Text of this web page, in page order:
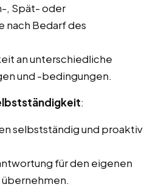
, Spät- oder
nach Bedarf des
an unterschiedliche
und -bedingungen.
:
selbstständig und proaktiv
für den eigenen